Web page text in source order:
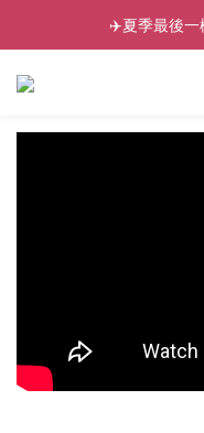
✈️夏季最後